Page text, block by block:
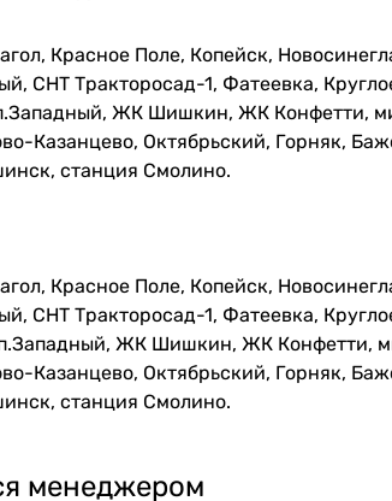
Красное Поле, Копейск,
СНТ Тракторосад-1, Фатеевка,
ЖК Шишкин, ЖК Конфетти,
Казанцево, Октябрьский, Горняк,
станция Смолино.
Красное Поле, Копейск,
СНТ Тракторосад-1, Фатеевка,
ЖК Шишкин, ЖК Конфетти,
Казанцево, Октябрьский, Горняк,
станция Смолино.
менеджером